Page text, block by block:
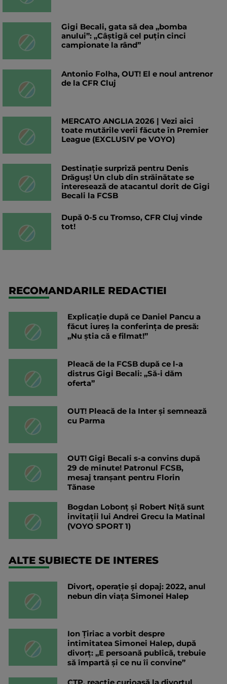
Gigi Becali, gata să dea „bomba
anului”: „Câștigă cel puțin cinci
campionate la rând”
Antonio Folha, OUT! El e noul antrenor
de la CFR Cluj
MERCATO ANGLIA 2026 | Vezi aici
toate mutările verii făcute în Premier
League (EXCLUSIV pe VOYO)
Destinație surpriză pentru Denis
Drăguș! Un club din străinătate se
interesează de atacantul dorit de Gigi
Becali la FCSB
După 0-5 cu Tromso, CFR Cluj vinde
tot!
RECOMANDARILE REDACTIEI
Explicație după ce Daniel Pancu a
făcut iureș la conferința de presă:
„Nu știa că e filmat!”
Pleacă de la FCSB după ce l-a
distrus Gigi Becali: „Să-i dăm
oferta”
OUT! Pleacă de la Inter și semnează
cu Parma
OUT! Gigi Becali s-a convins după
29 de minute! Patronul FCSB,
mesaj tranșant pentru Florin
Tănase
Bogdan Lobonț și Robert Niță sunt
invitații lui Andrei Grecu la Matinal
(VOYO SPORT 1)
ALTE SUBIECTE DE INTERES
Divorț, operație și dopaj: 2022, anul
nebun din viața Simonei Halep
Ion Țiriac a vorbit despre
intimitatea Simonei Halep, după
divorț: „E persoană publică, trebuie
să împartă și ce nu îi convine”